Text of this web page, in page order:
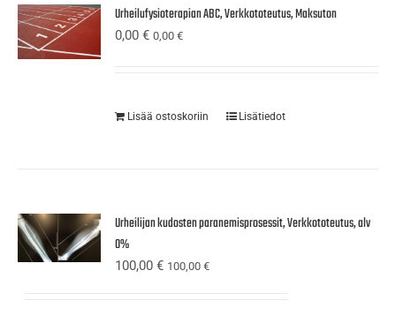
Urheilufysioterapian ABC, Verkkototeutus, Maksuton
0,00€ 0,00€
Lisää ostoskoriin Lisätiedot
Urheilijan kudosten paranemisprosessit, Verkkototeutus, alv
0%
100,00€ 100,00€